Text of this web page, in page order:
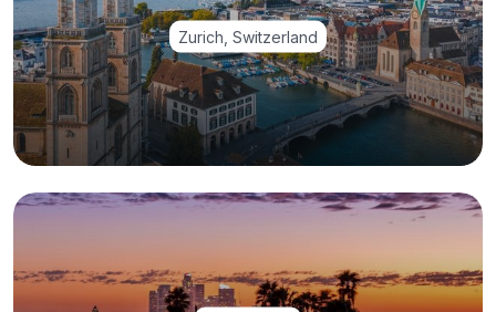
Zurich, Switzerland